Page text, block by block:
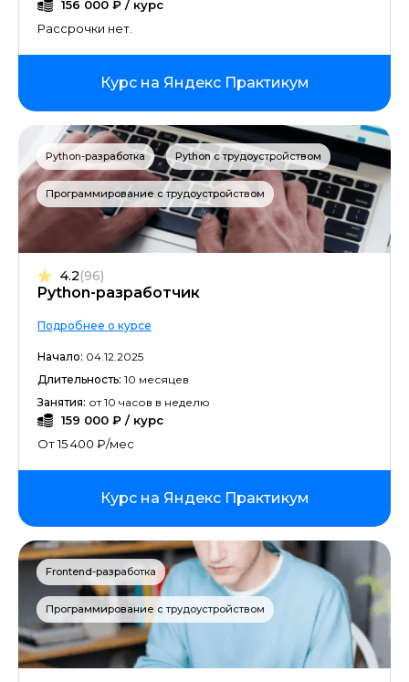
Big Data
DevOps
Блогерство
Data Science
QA-тестирование
Дизайн мобильных приложений
Бренд-менеджмент
Системная аналитика
Разработка на C#
Figma
Машинное обучение
156 000 ₽ / курс
Рассрочки нет.
Курс на Яндекс Практикум
Python-разработка Python с трудоустройством
Программирование с трудоустройством
Python-разработчик
4.2(96)
Подробнее о курсе
Начало: 04.12.2025
Длительность: 10 месяцев
Занятия: от 10 часов в неделю
159 000 ₽ / курс
От 15 400 ₽/мес
Курс на Яндекс Практикум
Frontend-разработка
Программирование с трудоустройством